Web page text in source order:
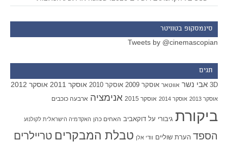
סינמסקופ בטוויטר
Tweets by @cinemascopian
תגים
3D אבי נשר אווטאר אוסקר 2009 אוסקר 2010 אוסקר 2011 אוסקר 2012
אוסקר 2013 אוסקר 2014 אוסקר 2015 אנימציה ארבעה כוכבים
ביקורת גיבורי על דוקאביב האחים כהן האקדמיה הישראלית לקולנוע
הספד הערת שוליים וודי אלן טבלת המבקרים טריילרים